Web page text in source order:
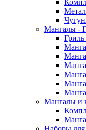
Мангалы -
Мангалы и